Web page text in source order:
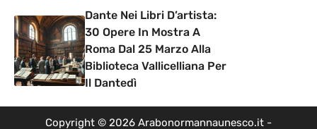
Dante Nei Libri D’artista:
30 Opere In Mostra A
Roma Dal 25 Marzo Alla
Biblioteca Vallicelliana Per
Il Dantedì
Copyright © 2026 Arabonormannaunesco.it -